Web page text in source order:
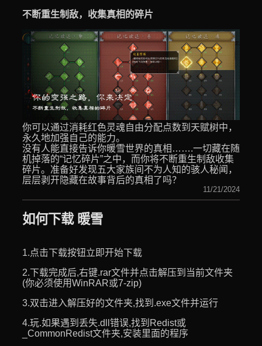
不断重生制敌，收集真相的碎片
你可以通过消耗红色灵魂自由分配点数到天赋树中，
永久地加强自己的能力。
没有人能直接告诉你暖雪世界的真相…….一切藏在随
机掉落的“记忆碎片”之中，而你将不断重生制敌收集
碎片。准备好发现五大家族间不为人知的骇人秘闻，
层层剥开隐藏在故事背后的真相了吗？
11/21/2024
如何下载 暖雪
1.点击下载按钮立即开始下载
2.下载完成后,右键.rar文件并点击解压到当前文件夹
(你必须使用WinRAR或7-zip)
3.双击进入解压好的文件夹,找到.exe文件并运行
4.玩.如果遇到丢失.dll错误,找到Redist或
_CommonRedist文件夹,安装里面的程序